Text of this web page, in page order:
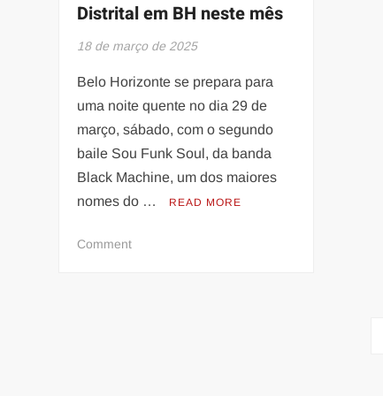
Distrital em BH neste mês
18 de março de 2025
Belo Horizonte se prepara para
uma noite quente no dia 29 de
março, sábado, com o segundo
baile Sou Funk Soul, da banda
Black Machine, um dos maiores
nomes do …
READ MORE
Commenton